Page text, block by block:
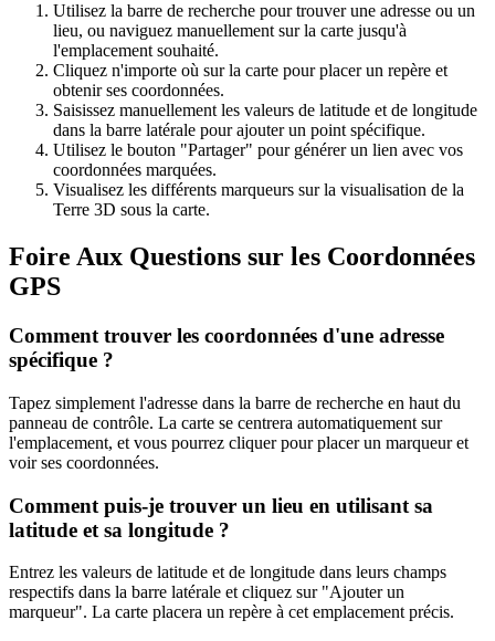
Utilisez la barre de recherche pour trouver une adresse ou un
lieu, ou naviguez manuellement sur la carte jusqu'à
l'emplacement souhaité.
Cliquez n'importe où sur la carte pour placer un repère et
obtenir ses coordonnées.
Saisissez manuellement les valeurs de latitude et de longitude
dans la barre latérale pour ajouter un point spécifique.
Utilisez le bouton "Partager" pour générer un lien avec vos
coordonnées marquées.
Visualisez les différents marqueurs sur la visualisation de la
Terre 3D sous la carte.
Foire Aux Questions sur les Coordonnées
GPS
Comment trouver les coordonnées d'une adresse
spécifique ?
Tapez simplement l'adresse dans la barre de recherche en haut du
panneau de contrôle. La carte se centrera automatiquement sur
l'emplacement, et vous pourrez cliquer pour placer un marqueur et
voir ses coordonnées.
Comment puis-je trouver un lieu en utilisant sa
latitude et sa longitude ?
Entrez les valeurs de latitude et de longitude dans leurs champs
respectifs dans la barre latérale et cliquez sur "Ajouter un
marqueur". La carte placera un repère à cet emplacement précis.